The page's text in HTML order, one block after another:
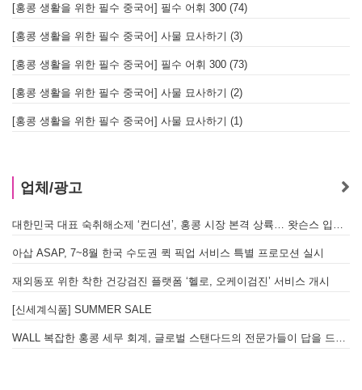
[홍콩 생활을 위한 필수 중국어] 필수 어휘 300 (74)
[홍콩 생활을 위한 필수 중국어] 사물 묘사하기 (3)
[홍콩 생활을 위한 필수 중국어] 필수 어휘 300 (73)
[홍콩 생활을 위한 필수 중국어] 사물 묘사하기 (2)
[홍콩 생활을 위한 필수 중국어] 사물 묘사하기 (1)
업체/광고
아삽 ASAP, 7~8월 한국 수도권 퀵 픽업 서비스 특별 프로모션 실시
재외동포 위한 착한 건강검진 플랫폼 ‘헬로, 오케이검진’ 서비스 개시
[신세계식품] SUMMER SALE